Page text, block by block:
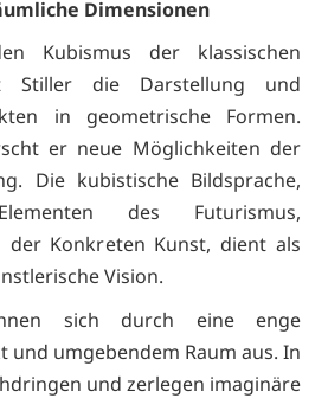
Dimensionen
Kubismus der klassischen
Stiller die Darstellung und
in geometrische Formen.
er neue Möglichkeiten der
Die kubistische Bildsprache,
des Futurismus,
der Konkreten Kunst, dient als
Vision.
sich durch eine enge
und umgebendem Raum aus. In
und zerlegen imaginäre